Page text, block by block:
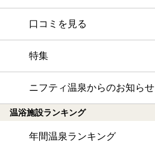
口コミを見る
特集
ニフティ温泉からのお知らせ
温浴施設ランキング
年間温泉ランキング